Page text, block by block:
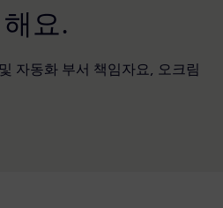
요.
자동화 부서 책임자요, 오크림